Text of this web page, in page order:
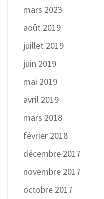
mars 2023
août 2019
juillet 2019
juin 2019
mai 2019
avril 2019
mars 2018
février 2018
décembre 2017
novembre 2017
octobre 2017